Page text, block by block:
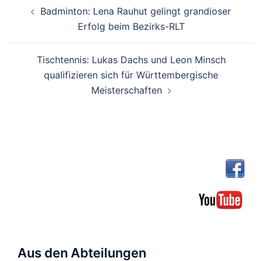
Badminton: Lena Rauhut gelingt grandioser
Erfolg beim Bezirks-RLT
Tischtennis: Lukas Dachs und Leon Minsch
qualifizieren sich für Württembergische
Meisterschaften
Aus den Abteilungen